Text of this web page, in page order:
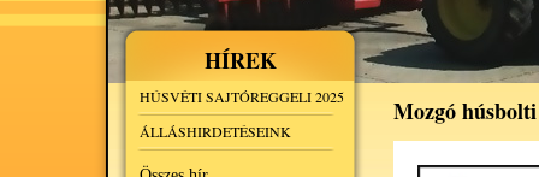
HÍREK
HÚSVÉTI SAJTÓREGGELI 2025
ÁLLÁSHIRDETÉSEINK
Mozgó